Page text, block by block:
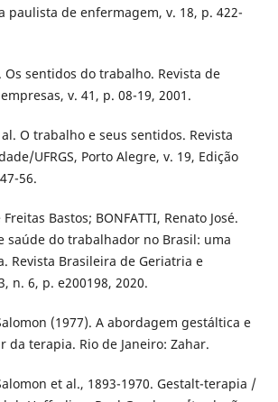
paulista de enfermagem, v. 18, p. 422-
Os sentidos do trabalho. Revista de
v. 41, p. 08-19, 2001.
O trabalho e seus sentidos. Revista
UFRGS, Porto Alegre, v. 19, Edição
56.
Bastos; BONFATTI, Renato José.
saúde do trabalhador no Brasil: uma
Revista Brasileira de Geriatria e
n. 6, p. e200198, 2020.
(1977). A abordagem gestáltica e
da terapia. Rio de Janeiro: Zahar.
et al., 1893-1970. Gestalt-terapia /